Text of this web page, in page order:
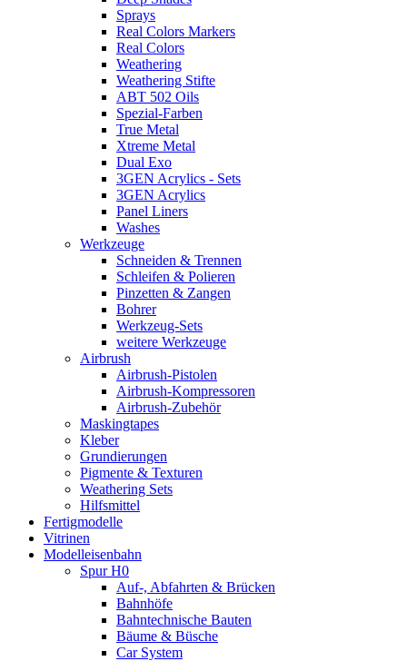
Sprays
Real Colors Markers
Real Colors
Weathering
Weathering Stifte
ABT 502 Oils
Spezial-Farben
True Metal
Xtreme Metal
Dual Exo
3GEN Acrylics - Sets
3GEN Acrylics
Panel Liners
Washes
Werkzeuge
Schneiden & Trennen
Schleifen & Polieren
Pinzetten & Zangen
Bohrer
Werkzeug-Sets
weitere Werkzeuge
Airbrush
Airbrush-Pistolen
Airbrush-Kompressoren
Airbrush-Zubehör
Maskingtapes
Kleber
Grundierungen
Pigmente & Texturen
Weathering Sets
Hilfsmittel
Fertigmodelle
Vitrinen
Modelleisenbahn
Spur H0
Auf-, Abfahrten & Brücken
Bahnhöfe
Bahntechnische Bauten
Bäume & Büsche
Car System